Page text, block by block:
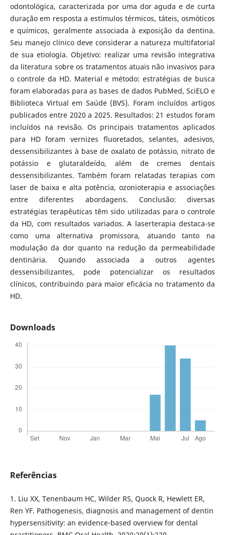
odontológica, caracterizada por uma dor aguda e de curta
duração em resposta a estímulos térmicos, táteis, osmóticos
e químicos, geralmente associada à exposição da dentina.
Seu manejo clínico deve considerar a natureza multifatorial
de sua etiologia. Objetivo: realizar uma revisão integrativa
da literatura sobre os tratamentos atuais não invasivos para
o controle da HD. Material e método: estratégias de busca
foram elaboradas para as bases de dados PubMed, SciELO e
Biblioteca Virtual em Saúde (BVS). Foram incluídos artigos
publicados entre 2020 a 2025. Resultados: 21 estudos foram
incluídos na revisão. Os principais tratamentos aplicados
para HD foram vernizes fluoretados, selantes, adesivos,
dessensibilizantes à base de oxalato de potássio, nitrato de
potássio e glutaraldeído, além de cremes dentais
dessensibilizantes. Também foram relatadas terapias com
laser de baixa e alta potência, ozonioterapia e associações
entre diferentes abordagens. Conclusão: diversas
estratégias terapêuticas têm sido utilizadas para o controle
da HD, com resultados variados. A laserterapia destaca-se
como uma alternativa promissora, atuando tanto na
modulação da dor quanto na redução da permeabilidade
dentinária. Quando associada a outros agentes
dessensibilizantes, pode potencializar os resultados
clínicos, contribuindo para maior eficácia no tratamento da
HD.
Downloads
Referências
1. Liu XX, Tenenbaum HC, Wilder RS, Quock R, Hewlett ER,
Ren YF. Pathogenesis, diagnosis and management of dentin
hypersensitivity: an evidence-based overview for dental